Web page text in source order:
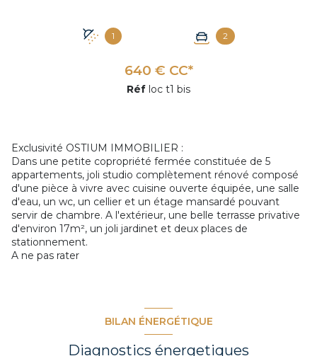
+3
1 2
640 € CC*
Réf loc t1 bis
Exclusivité OSTIUM IMMOBILIER :
Dans une petite copropriété fermée constituée de 5
appartements, joli studio complètement rénové composé
d'une pièce à vivre avec cuisine ouverte équipée, une salle
d'eau, un wc, un cellier et un étage mansardé pouvant
servir de chambre. A l'extérieur, une belle terrasse privative
d'environ 17m², un joli jardinet et deux places de
stationnement.
A ne pas rater
BILAN ÉNERGÉTIQUE
Diagnostics énergetiques